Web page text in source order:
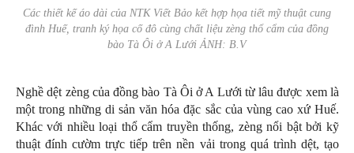
Các thiết kế áo dài của NTK Viết Bảo kết hợp họa tiết mỹ thuật cung
đình Huế, tranh ký họa cố đô cùng chất liệu zèng thổ cẩm của đồng
bào Tà Ôi ở A Lưới ẢNH: B.V
Nghề dệt zèng của đồng bào Tà Ôi ở A Lưới từ lâu được xem là
một trong những di sản văn hóa đặc sắc của vùng cao xứ Huế.
Khác với nhiều loại thổ cẩm truyền thống, zèng nổi bật bởi kỹ
thuật đính cườm trực tiếp trên nền vải trong quá trình dệt, tạo